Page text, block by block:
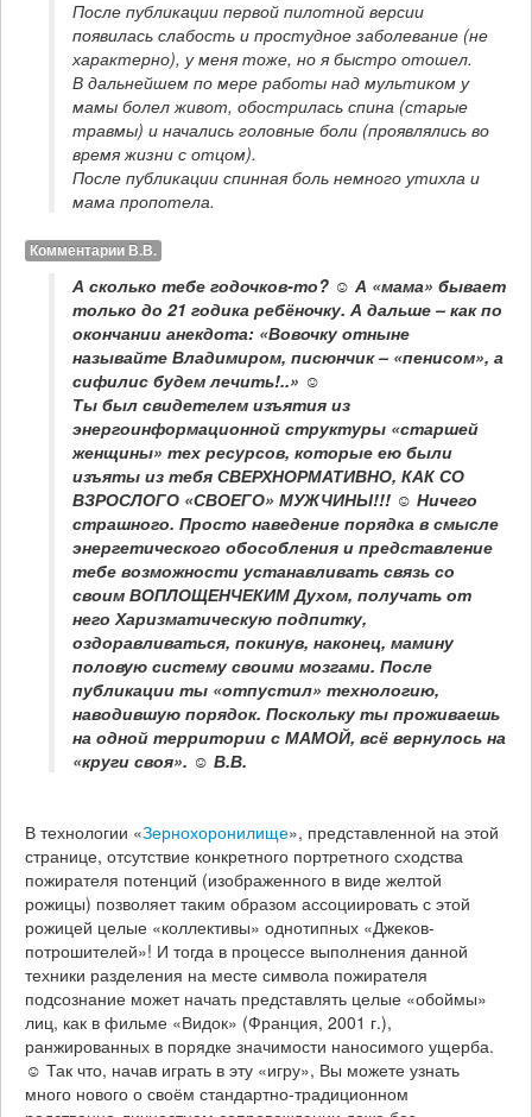
После публикации первой пилотной версии
появилась слабость и простудное заболевание (не
характерно), у меня тоже, но я быстро отошел.
В дальнейшем по мере работы над мультиком у
мамы болел живот, обострилась спина (старые
травмы) и начались головные боли (проявлялись во
время жизни с отцом).
После публикации спинная боль немного утихла и
мама пропотела.
Комментарии В.В.
А сколько тебе годочков-то? ☺ А «мама» бывает
только до 21 годика ребёночку. А дальше – как по
окончании анекдота: «Вовочку отныне
называйте Владимиром, писюнчик – «пенисом», а
сифилис будем лечить!..» ☺
Ты был свидетелем изъятия из
энергоинформационной структуры «старшей
женщины» тех ресурсов, которые ею были
изъяты из тебя СВЕРХНОРМАТИВНО, КАК СО
ВЗРОСЛОГО «СВОЕГО» МУЖЧИНЫ!!! ☺ Ничего
страшного. Просто наведение порядка в смысле
энергетического обособления и представление
тебе возможности устанавливать связь со
своим ВОПЛОЩЕНЧЕКИМ Духом, получать от
него Харизматическую подпитку,
оздоравливаться, покинув, наконец, мамину
половую систему своими мозгами. После
публикации ты «отпустил» технологию,
наводившую порядок. Поскольку ты проживаешь
на одной территории с МАМОЙ, всё вернулось на
«круги своя». ☺ В.В.
В технологии «Зернохоронилище», представленной на этой
странице, отсутствие конкретного портретного сходства
пожирателя потенций (изображенного в виде желтой
рожицы) позволяет таким образом ассоциировать с этой
рожицей целые «коллективы» однотипных «Джеков-
потрошителей»! И тогда в процессе выполнения данной
техники разделения на месте символа пожирателя
подсознание может начать представлять целые «обоймы»
лиц, как в фильме «Видок» (Франция, 2001 г.),
ранжированных в порядке значимости наносимого ущерба.
☺ Так что, начав играть в эту «игру», Вы можете узнать
много нового о своём стандартно-традиционном